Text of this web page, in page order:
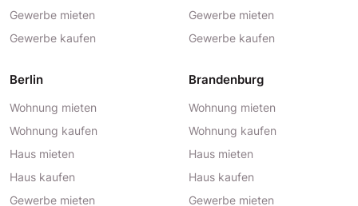
Gewerbe mieten
Gewerbe kaufen
Gewerbe mieten
Gewerbe kaufen
Berlin
Wohnung mieten
Wohnung kaufen
Haus mieten
Haus kaufen
Gewerbe mieten
Brandenburg
Wohnung mieten
Wohnung kaufen
Haus mieten
Haus kaufen
Gewerbe mieten